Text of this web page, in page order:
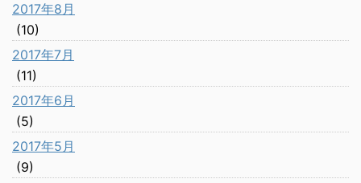
2017年8月
(10)
2017年7月
(11)
2017年6月
(5)
2017年5月
(9)